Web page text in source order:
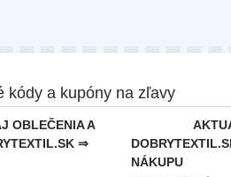
kódy a kupóny na zľavy
OBLEČENIA A
⇒
NÁKUPU